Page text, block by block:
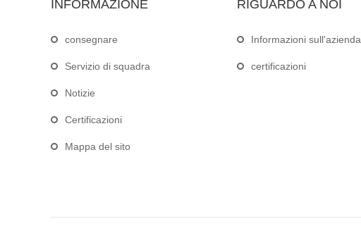
INFORMAZIONE
consegnare
Servizio di squadra
Notizie
Certificazioni
Mappa del sito
RIGUARDO A NOI
Informazioni sull'azienda
certificazioni